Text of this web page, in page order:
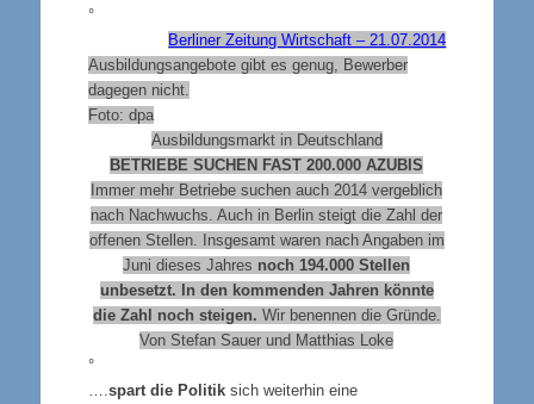
°
Berliner Zeitung Wirtschaft – 21.07.2014
Ausbildungsangebote gibt es genug, Bewerber
dagegen nicht.
Foto: dpa
Ausbildungsmarkt in Deutschland
BETRIEBE SUCHEN FAST 200.000 AZUBIS
Immer mehr Betriebe suchen auch 2014 vergeblich
nach Nachwuchs. Auch in Berlin steigt die Zahl der
offenen Stellen. Insgesamt waren nach Angaben im
Juni dieses Jahres noch 194.000 Stellen
unbesetzt. In den kommenden Jahren könnte
die Zahl noch steigen. Wir benennen die Gründe.
Von Stefan Sauer und Matthias Loke
°
spart die Politiksich weiterhin eine